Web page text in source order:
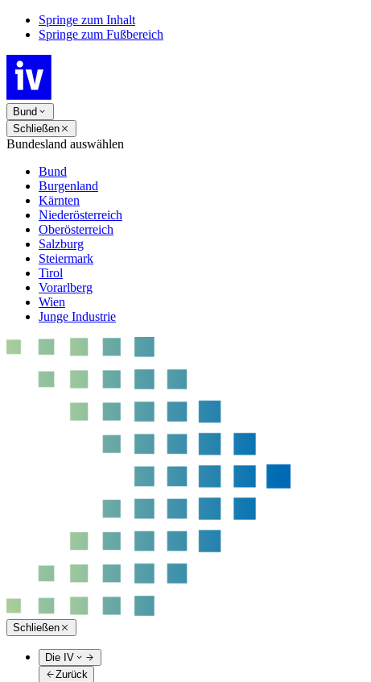
Springe zum Inhalt
Springe zum Fußbereich
Bund
Schließen
Bundesland auswählen
Bund
Burgenland
Kärnten
Niederösterreich
Oberösterreich
Salzburg
Steiermark
Tirol
Vorarlberg
Wien
Junge Industrie
Schließen
Die IV
Zurück